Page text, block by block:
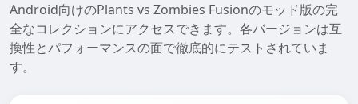
Android向けのPlants vs Zombies Fusionのモッド版の完
全なコレクションにアクセスできます。各バージョンは互
換性とパフォーマンスの面で徹底的にテストされていま
す。